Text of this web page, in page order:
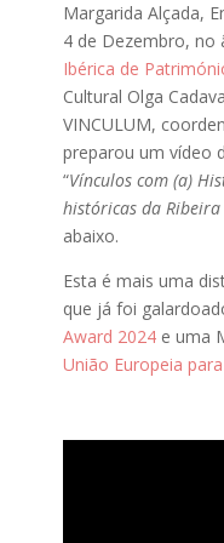
Margarida Alçada,
4 de Dezembro,
Ibérica de
Cultural Olga
VINCULUM,
preparou um vídeo
“Vínculos com (a)
históricas da
abaixo.
Esta é mais uma
que já foi
Award 2024 e uma
União Europeia